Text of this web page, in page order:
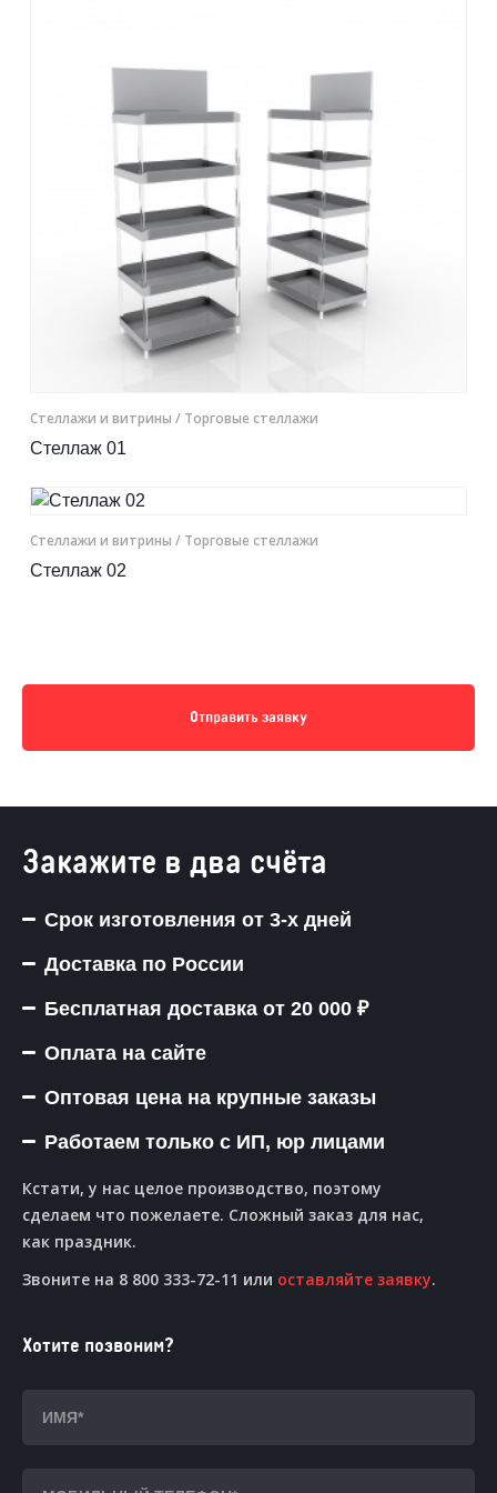
Отправить заявку
8 (800) 333-72-11
sale@plastikam.ru
Cтеллажи и витрины / Торговые стеллажи
Стеллаж 01
Cтеллажи и витрины / Торговые стеллажи
Стеллаж 02
Отправить заявку
Закажите в два счёта
Срок изготовления от 3-х дней
Доставка по России
Бесплатная доставка от 20 000 ₽
Оплата на сайте
Оптовая цена на крупные заказы
Работаем только с ИП, юр лицами
Кстати, у нас целое производство, поэтому
сделаем что пожелаете. Сложный заказ для нас,
как праздник.
Звоните на 8 800 333-72-11 или оставляйте заявку.
Хотите позвоним?